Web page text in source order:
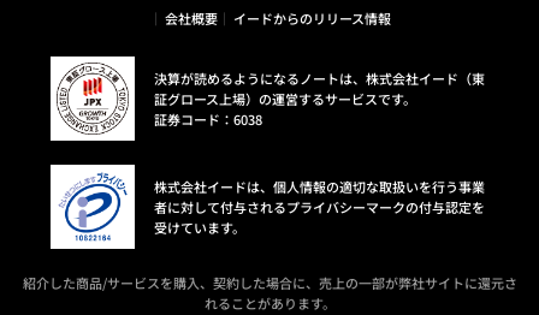
会社概要
イードからのリリース情報
決算が読めるようになるノートは、株式会社イード（東
証グロース上場）の運営するサービスです。
証券コード：6038
株式会社イードは、個人情報の適切な取扱いを行う事業
者に対して付与されるプライバシーマークの付与認定を
受けています。
紹介した商品/サービスを購入、契約した場合に、売上の一部が弊社サイトに還元さ
れることがあります。